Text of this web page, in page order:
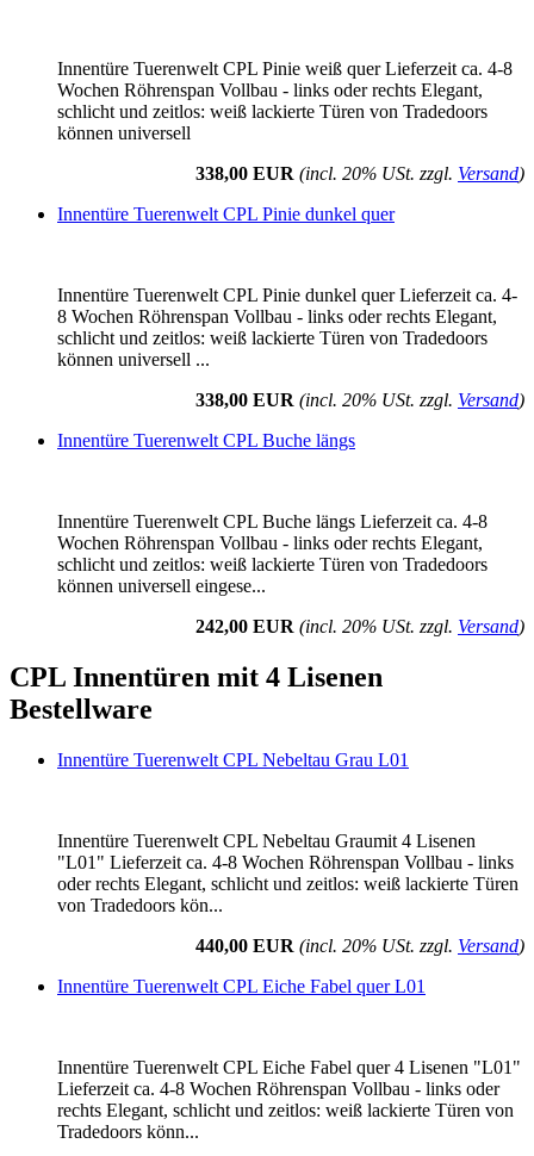
Innentüre Tuerenwelt CPL Pinie weiß quer Lieferzeit ca. 4-8
Wochen Röhrenspan Vollbau - links oder rechts Elegant,
schlicht und zeitlos: weiß lackierte Türen von Tradedoors
können universell
338,00 EUR (incl. 20% USt. zzgl. Versand)
Innentüre Tuerenwelt CPL Pinie dunkel quer
Innentüre Tuerenwelt CPL Pinie dunkel quer Lieferzeit ca. 4-
8 Wochen Röhrenspan Vollbau - links oder rechts Elegant,
schlicht und zeitlos: weiß lackierte Türen von Tradedoors
können universell ...
338,00 EUR (incl. 20% USt. zzgl. Versand)
Innentüre Tuerenwelt CPL Buche längs
Innentüre Tuerenwelt CPL Buche längs Lieferzeit ca. 4-8
Wochen Röhrenspan Vollbau - links oder rechts Elegant,
schlicht und zeitlos: weiß lackierte Türen von Tradedoors
können universell eingese...
242,00 EUR (incl. 20% USt. zzgl. Versand)
CPL Innentüren mit 4 Lisenen
Bestellware
Innentüre Tuerenwelt CPL Nebeltau Grau L01
Innentüre Tuerenwelt CPL Nebeltau Graumit 4 Lisenen
"L01" Lieferzeit ca. 4-8 Wochen Röhrenspan Vollbau - links
oder rechts Elegant, schlicht und zeitlos: weiß lackierte Türen
von Tradedoors kön...
440,00 EUR (incl. 20% USt. zzgl. Versand)
Innentüre Tuerenwelt CPL Eiche Fabel quer L01
Innentüre Tuerenwelt CPL Eiche Fabel quer 4 Lisenen "L01"
Lieferzeit ca. 4-8 Wochen Röhrenspan Vollbau - links oder
rechts Elegant, schlicht und zeitlos: weiß lackierte Türen von
Tradedoors könn...